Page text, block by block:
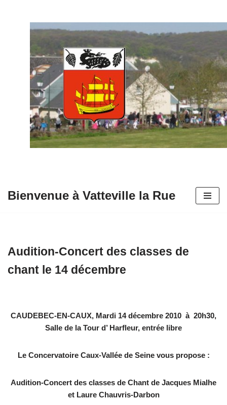
contenu
Bienvenue à Vatteville la Rue
Audition-Concert des classes de
chant le 14 décembre
CAUDEBEC-EN-CAUX, Mardi 14 décembre 2010 à 20h30,
Salle de la Tour d’ Harfleur, entrée libre
Le Concervatoire Caux-Vallée de Seine vous propose :
Audition-Concert des classes de Chant de Jacques Mialhe
et Laure Chauvris-Darbon